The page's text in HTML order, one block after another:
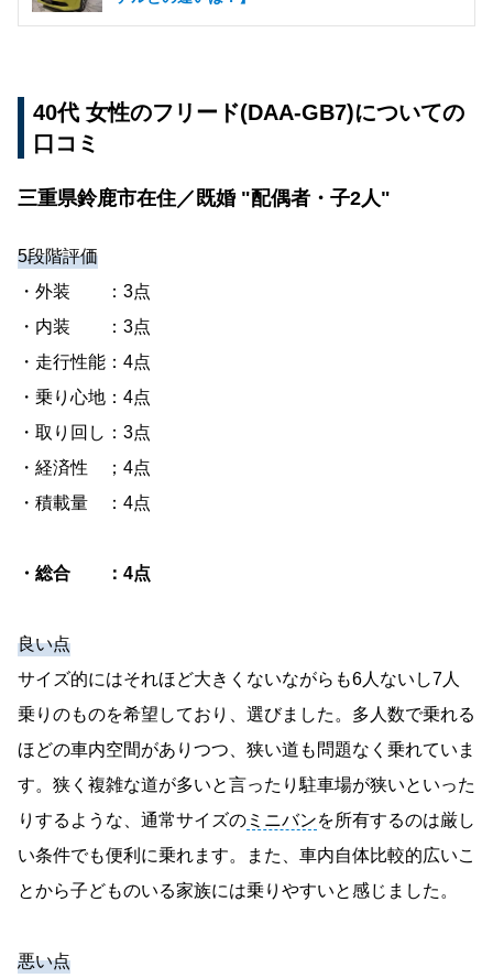
40代 女性のフリード(DAA-GB7)についての
口コミ
三重県鈴鹿市在住／既婚 "配偶者・子2人"
5段階評価
・外装 ：3点
・内装 ：3点
・走行性能：4点
・乗り心地：4点
・取り回し：3点
・経済性 ；4点
・積載量 ：4点
・総合 ：4点
良い点
サイズ的にはそれほど大きくないながらも6人ないし7人
乗りのものを希望しており、選びました。多人数で乗れる
ほどの車内空間がありつつ、狭い道も問題なく乗れていま
す。狭く複雑な道が多いと言ったり駐車場が狭いといった
りするような、通常サイズの ミニバンを所有するのは厳し
い条件でも便利に乗れます。また、車内自体比較的広いこ
とから子どものいる家族には乗りやすいと感じました。
悪い点